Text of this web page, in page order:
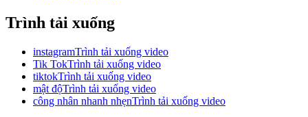
Trình tải xuống
instagramTrình tải xuống video
Tik TokTrình tải xuống video
tiktokTrình tải xuống video
mật độTrình tải xuống video
công nhân nhanh nhẹnTrình tải xuống video